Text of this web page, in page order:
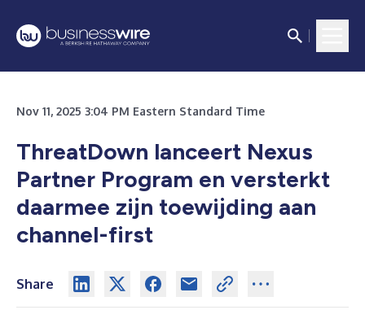
Nov 11, 2025 3:04 PM Eastern Standard Time
ThreatDown lanceert Nexus
Partner Program en versterkt
daarmee zijn toewijding aan
channel-first
Share